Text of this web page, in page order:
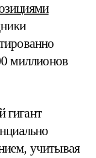
миллионов
гигант
учитывая